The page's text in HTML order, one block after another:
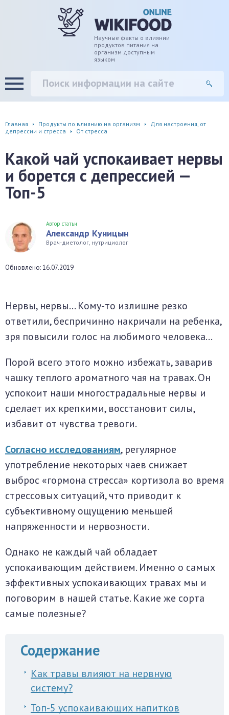
Научные факты о влиянии
продуктов питания на
организм доступным
языком
Главная Продукты по влиянию на организм
Для настроения, от
депрессии и стресса
От стресса
Какой чай успокаивает нервы
и борется с депрессией —
Топ-5
Автор статьи
Александр Куницын
Врач-диетолог, нутрициолог
Обновлено: 16.07.2019
Нервы, нервы… Кому-то излишне резко
ответили, беспричинно накричали на ребенка,
зря повысили голос на любимого человека…
Порой всего этого можно избежать, заварив
чашку теплого ароматного чая на травах. Он
успокоит наши многострадальные нервы и
сделает их крепкими, восстановит силы,
избавит от чувства тревоги.
Согласно исследованиям, регулярное
употребление некоторых чаев снижает
выброс «гормона стресса» кортизола во время
стрессовых ситуаций, что приводит к
субъективному ощущению меньшей
напряженности и нервозности.
Однако не каждый чай обладает
успокаивающим действием. Именно о самых
эффективных успокаивающих травах мы и
поговорим в нашей статье. Какие же сорта
самые полезные?
Содержание
Как травы влияют на нервную
систему?
Топ-5 успокаивающих напитков
ЖКТ
система
система
сужение сосудов
от депрессии и